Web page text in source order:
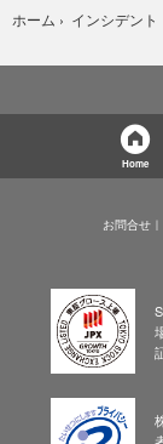
ホーム › インシデント
Home
お問合せ